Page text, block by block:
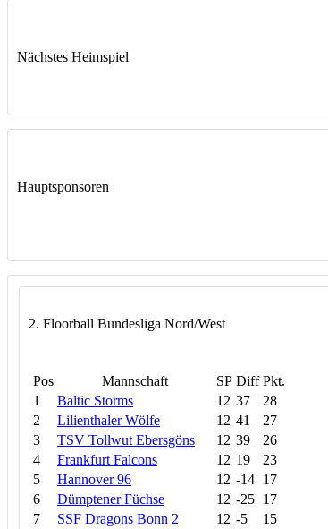
Nächstes Heimspiel
Hauptsponsoren
2. Floorball Bundesliga Nord/West
Pos Mannschaft SP Diff Pkt.
1
Baltic Storms 12 37
28
2
Lilienthaler Wölfe 12 41
27
3
TSV Tollwut Ebersgöns 12 39
26
4
Frankfurt Falcons 12 19
23
5
Hannover 96 12 -14 17
6
Dümptener Füchse 12 -25 17
7
SSF Dragons Bonn 2 12 -5
15